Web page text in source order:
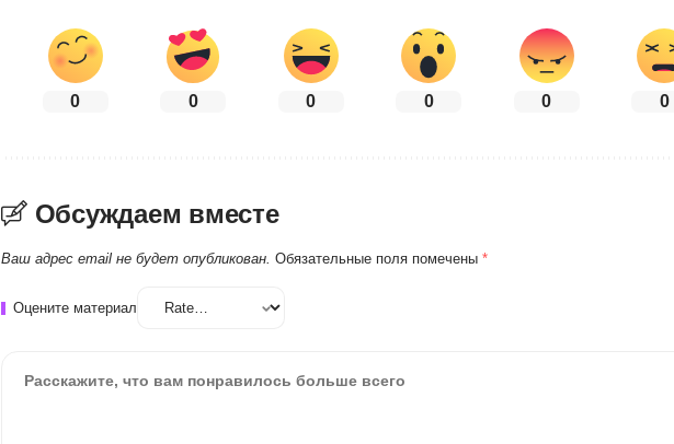
0 0 0 0 0 0
Обсуждаем вместе
Ваш адрес email не будет опубликован. Обязательные поля помечены *
Оцените материал